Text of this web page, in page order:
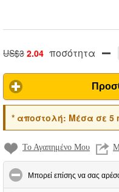
US$3 2.04 ποσότητα
*αποστολή: Μέσα σε 5
Το Αγαπημένο Μου
Μπορεί επίσης να σας